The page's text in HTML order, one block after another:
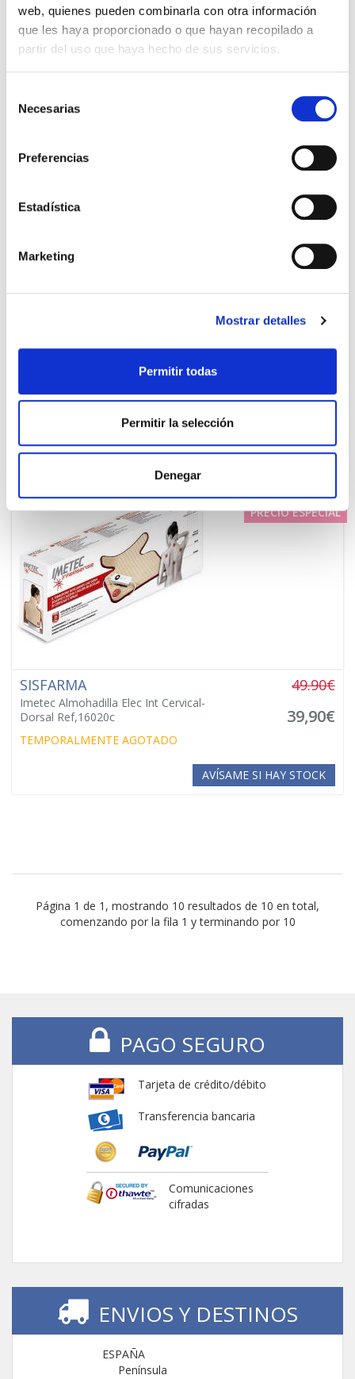
web, quienes pueden combinarla con otra información
que les haya proporcionado o que hayan recopilado a
partir del uso que haya hecho de sus servicios.
Necesarias
Preferencias
Estadística
Marketing
Mostrar detalles
Permitir todas
Permitir la selección
Denegar
ORLIMAN
FAJA 4 BANDAS (3 modelos)
todo a 26,30€
SUBPRODUCTOS - Seleccionar
PRECIO ESPECIAL
SISFARMA
Imetec Almohadilla Elec Int Cervical-
Dorsal Ref,16020c
49.90€
39,90€
TEMPORALMENTE AGOTADO
AVÍSAME SI HAY STOCK
Página 1 de 1, mostrando 10 resultados de 10 en total,
comenzando por la fila 1 y terminando por 10
PAGO SEGURO
Tarjeta de crédito/débito
Transferencia bancaria
Comunicaciones
cifradas
ENVIOS Y DESTINOS
ESPAÑA
Península